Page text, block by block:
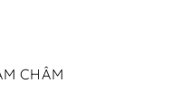
CHÂM